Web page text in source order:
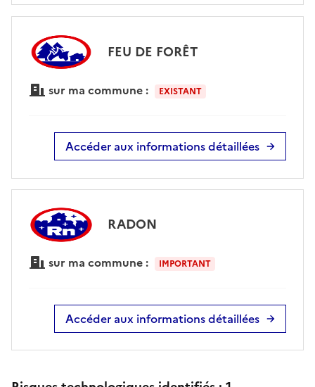
FEU DE FORÊT
sur ma commune : EXISTANT
Accéder aux informations détaillées
RADON
sur ma commune : IMPORTANT
Accéder aux informations détaillées